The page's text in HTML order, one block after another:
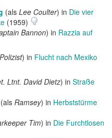
(als Lee Coulter) in Die vier
(1959)
Bannon) in Razzia auf
Polizist) in Flucht nach Mexiko
Ltnt. David Dietz) in Straße
Ramsey) in Herbststürme
Tim) in Die Furchtlosen